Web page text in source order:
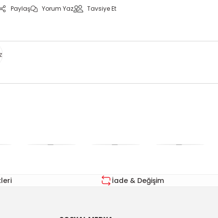
Paylaş Yorum Yaz Tavsiye Et
İade & Değişim